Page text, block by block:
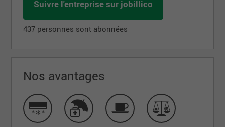
Suivre l'entreprise sur jobillico
437 personnes sont abonnées
Nos avantages